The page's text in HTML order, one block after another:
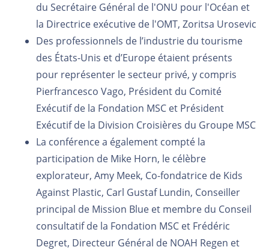
du Secrétaire Général de l'ONU pour l'Océan et
la Directrice exécutive de l'OMT, Zoritsa Urosevic
Des professionnels de l’industrie du tourisme
des États-Unis et d’Europe étaient présents
pour représenter le secteur privé, y compris
Pierfrancesco Vago, Président du Comité
Exécutif de la Fondation MSC et Président
Exécutif de la Division Croisières du Groupe MSC
La conférence a également compté la
participation de Mike Horn, le célèbre
explorateur, Amy Meek, Co-fondatrice de Kids
Against Plastic, Carl Gustaf Lundin, Conseiller
principal de Mission Blue et membre du Conseil
consultatif de la Fondation MSC et Frédéric
Degret, Directeur Général de NOAH Regen et